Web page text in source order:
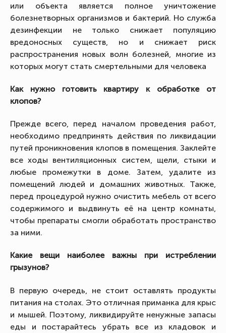
или объекта является полное уничтожение
болезнетворных организмов и бактерий. Но служба
дезинфекции не только снижает популяцию
вредоносных существ, но и снижает риск
распространения новых волн болезней, многие из
которых могут стать смертельными для человека
Как нужно готовить квартиру к обработке от
клопов?
Прежде всего, перед началом проведения работ,
необходимо предпринять действия по ликвидации
путей проникновения клопов в помещения. Заклейте
все ходы вентиляционных систем, щели, стыки и
любые промежутки в доме. Затем, удалите из
помещений людей и домашних животных. Также,
перед процедурой нужно очистить мебель от всего
содержимого и выдвинуть её на центр комнаты,
чтобы препараты смогли обработать пространство
за ними.
Какие вещи наиболее важны при истреблении
грызунов?
В первую очередь, не стоит оставлять продукты
питания на столах. Это отличная приманка для крыс
и мышей. Поэтому, ликвидируйте ненужные запасы
еды и постарайтесь убрать все из кладовок и